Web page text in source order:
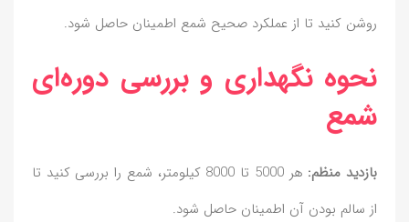
روشن کنید تا از عملکرد صحیح شمع اطمینان حاصل شود.
نحوه نگهداری و بررسی دوره‌ای
شمع
بازدید منظم:
هر 5000 تا 8000 کیلومتر، شمع را بررسی کنید تا
از سالم بودن آن اطمینان حاصل شود.